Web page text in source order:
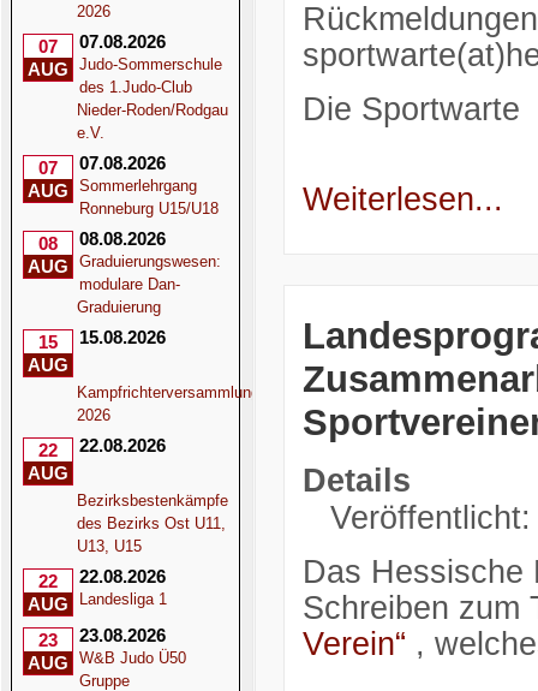
2026
07
AUG
07.08.2026
Judo-Sommerschule
des 1.Judo-Club
Nieder-Roden/Rodgau
e.V.
07
AUG
07.08.2026
Sommerlehrgang
Ronneburg U15/U18
08
AUG
08.08.2026
Graduierungswesen:
modulare Dan-
Graduierung
15
AUG
15.08.2026
Kampfrichterversammlung
2026
22
AUG
22.08.2026
Bezirksbestenkämpfe
des Bezirks Ost U11,
U13, U15
22
AUG
22.08.2026
Landesliga 1
23
AUG
23.08.2026
W&B Judo Ü50
Gruppe
Die Sportwarte
Weiterlesen...
Details
Das Hessische
Schreiben zum
Verein“ ,